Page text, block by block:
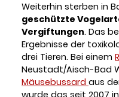
Weiterhin sterben in
geschützte
Vergiftungen. Das
Ergebnisse der
drei Tieren. Bei einem
Neustadt/Aisch-Bad
Mäusebussard aus